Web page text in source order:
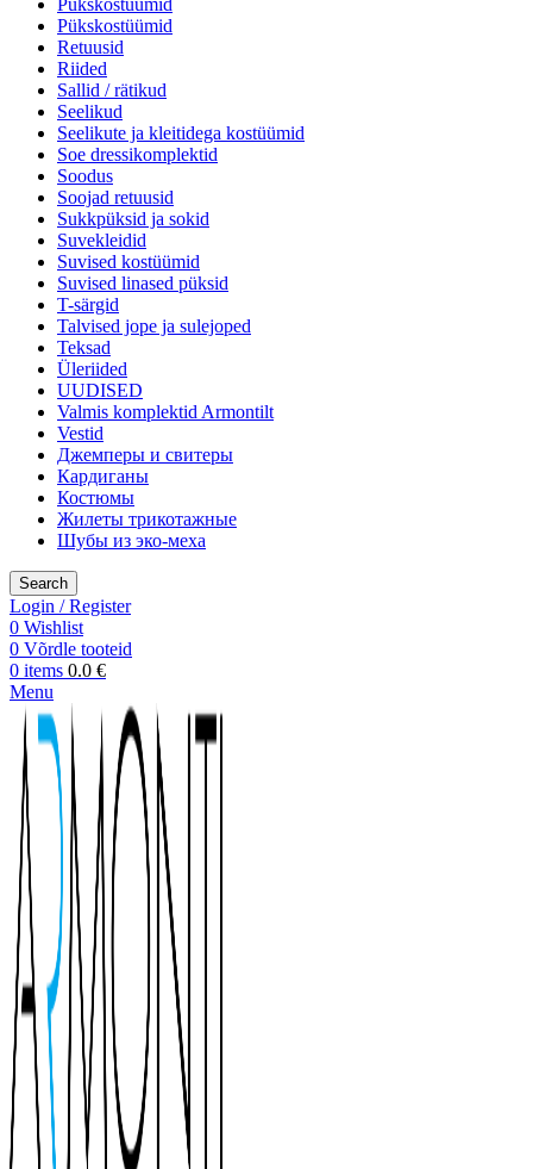
Pükskostüümid
Pükskostüümid
Retuusid
Riided
Sallid / rätikud
Seelikud
Seelikute ja kleitidega kostüümid
Soe dressikomplektid
Soodus
Soojad retuusid
Sukkpüksid ja sokid
Suvekleidid
Suvised kostüümid
Suvised linased püksid
T-särgid
Talvised jope ja sulejoped
Teksad
Üleriided
UUDISED
Valmis komplektid Armontilt
Vestid
Джемперы и свитеры
Кардиганы
Костюмы
Жилеты трикотажные
Шубы из эко-меха
Search
Login / Register
0 Wishlist
0 Võrdle tooteid
0 items 0.0 €
Menu